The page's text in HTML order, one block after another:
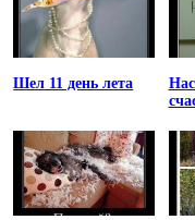
Шел 11 день лета